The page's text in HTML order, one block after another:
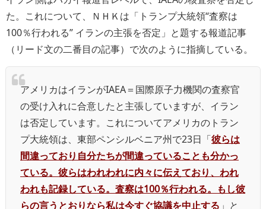
た。これについて、ＮＨＫは「トランプ大統領“査察は
100％行われる” イランの主張を否定」と題する報道記事
（リード文の二番目の記事）で次のように指摘している。
アメリカはイランがIAEA＝国際原子力機関の査察官
の受け入れに合意したと主張していますが、イラン
は否定しています。これについてアメリカのトラン
プ大統領は、東部ペンシルベニア州で23日「彼らは
間違っており自分たちが間違っていることも分かっ
ている。彼らはわれわれに内々に伝えており、われ
われも記録している。査察は100％行われる。もし彼
らの言うとおりなら私は今すぐ協議を中止する 」と